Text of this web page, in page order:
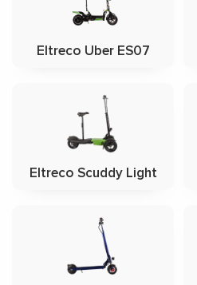
Eltreco Uber ES07
Eltreco Scuddy Light